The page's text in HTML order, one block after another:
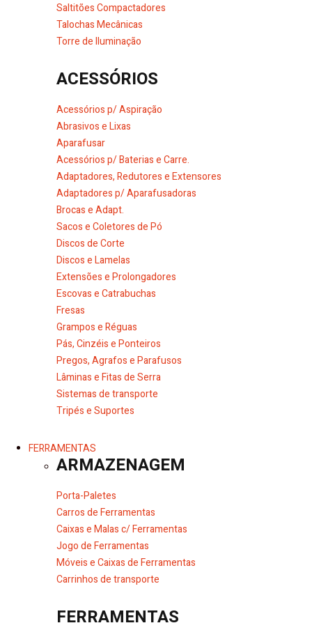
Saltitões Compactadores
Talochas Mecânicas
Torre de Iluminação
ACESSÓRIOS
Acessórios p/ Aspiração
Abrasivos e Lixas
Aparafusar
Acessórios p/ Baterias e Carre.
Adaptadores, Redutores e Extensores
Adaptadores p/ Aparafusadoras
Brocas e Adapt.
Sacos e Coletores de Pó
Discos de Corte
Discos e Lamelas
Extensões e Prolongadores
Escovas e Catrabuchas
Fresas
Grampos e Réguas
Pás, Cinzéis e Ponteiros
Pregos, Agrafos e Parafusos
Lâminas e Fitas de Serra
Sistemas de transporte
Tripés e Suportes
FERRAMENTAS
ARMAZENAGEM
Porta-Paletes
Carros de Ferramentas
Caixas e Malas c/ Ferramentas
Jogo de Ferramentas
Móveis e Caixas de Ferramentas
Carrinhos de transporte
FERRAMENTAS